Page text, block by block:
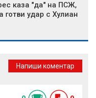
каза "да" на ПСЖ,
готви удар с Хулиан
Напиши коментар